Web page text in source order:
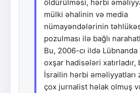
öldürülməsi, hərbi
mülki əhalinin və media
nümayəndələrinin
pozulması ilə bağlı
Bu, 2006-cı ildə
oxşar hadisələri xatırladır,
İsrailin hərbi əməliyyatları
çox jurnalist həlak olmuş